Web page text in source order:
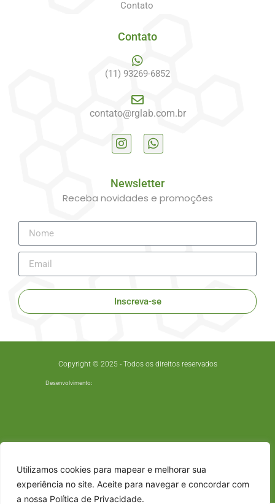
Utilizamos cookies para mapear e melhorar sua
experiência no site. Aceite para navegar e concordar com
a nossa Política de Privacidade.
Contato
Contato
(11) 93269-6852
contato@rglab.com.br
Newsletter
Receba novidades e promoções
Inscreva-se
Copyright © 2025 - Todos os direitos reservados
Desenvolvimento: